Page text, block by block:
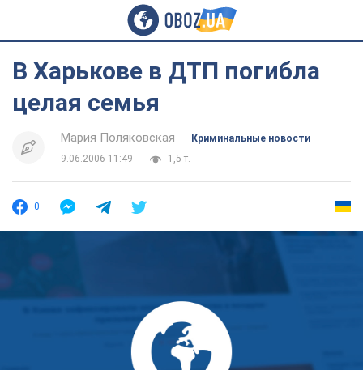
В Харькове в ДТП погибла
целая семья
Мария Поляковская
Криминальные новости
9.06.2006 11:49
1,5 т.
0